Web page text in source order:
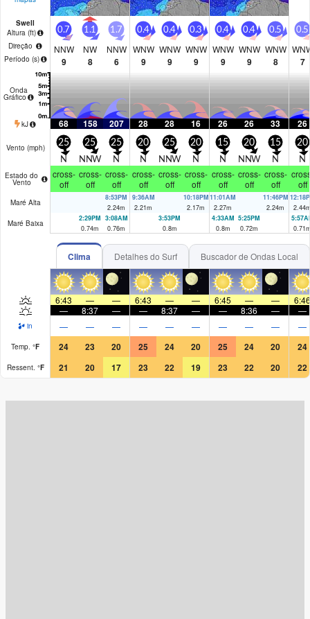
Swell
Altura (ft)
Direção
Período (s)
0.7
NNW
9
1.1
NW
8
1.7
NNW
6
0.4
WNW
9
0.4
WNW
9
0.3
WNW
9
0.4
WNW
9
0.4
WNW
9
0.5
WNW
8
0.5
7
Onda
Gráfico
kJ 68 158 207 28 28 16 26 26 33 26
Vento (mph) 25
N
25
NNW
25
N
20
N
25
NNW
20
N
15
N
20
NNW
15
N
20
N
Estado do
Vento
cross-
off
cross-
off
cross-
off
cross-
off
cross-
off
cross-
off
cross-
off
cross-
off
cross-
off
off
Maré Alta
8:53PM
2.24m
9:36AM
2.21m
10:18PM
2.17m
11:01AM
2.27m
11:46PM
2.24m
2.44
Maré Baixa
2:29PM
0.74m
3:08AM
0.76m
3:53PM
0.8m
4:33AM
0.8m
5:25PM
0.72m
0.71
Clima Detalhes do Surf Buscador de Ondas Local
6:43 — — 6:43 — — 6:45 — —
6:46
—
8:37 — — 8:37 — — 8:36 — —
in — — — — — — — — — —
Temp. °F 24 23 20 25 24 20 25 24 20 24
Ressent. °F 21 20 17 23 22 19 23 22 20 22